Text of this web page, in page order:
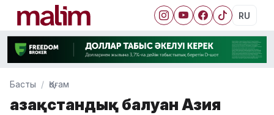
RU
Басты Қоғам
Қазақстандық балуан Азия